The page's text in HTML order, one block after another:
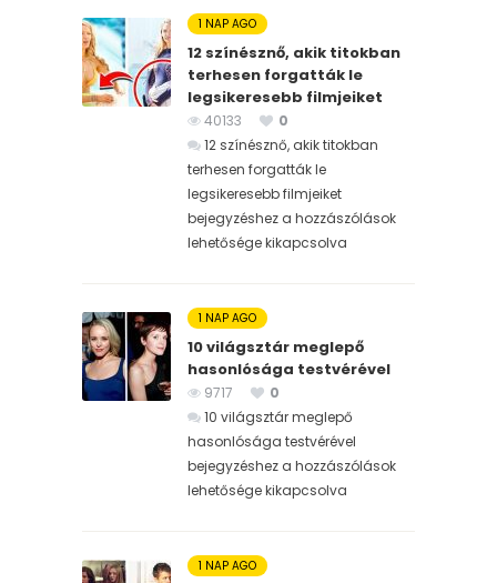
1 NAP AGO
12 színésznő, akik titokban
terhesen forgatták le
legsikeresebb filmjeiket
40133
0
12 színésznő, akik titokban
terhesen forgatták le
legsikeresebb filmjeiket
bejegyzéshez a hozzászólások
lehetősége kikapcsolva
1 NAP AGO
10 világsztár meglepő
hasonlósága testvérével
9717
0
10 világsztár meglepő
hasonlósága testvérével
bejegyzéshez a hozzászólások
lehetősége kikapcsolva
1 NAP AGO